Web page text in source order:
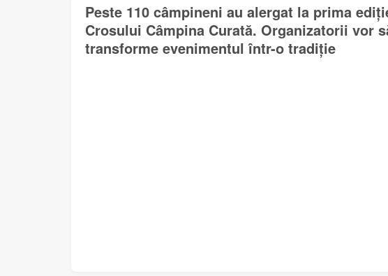
Peste 110 câmpineni au alergat la prima
Crosului Câmpina Curată. Organizatorii vor
transforme evenimentul într-o tradiție